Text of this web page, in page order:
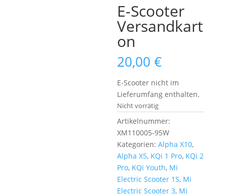
E-Scooter
Versandkart
on
20,00€
E-Scooter nicht im
Lieferumfang enthalten.
Nicht vorrätig
Artikelnummer:
XM110005-95W
Kategorien:Alpha X10,
Alpha X5, KQi 1 Pro, KQi 2
Pro, KQi Youth, Mi
Electric Scooter 1S, Mi
Electric Scooter 3, Mi